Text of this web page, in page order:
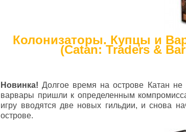
Колонизаторы. Купцы и
(Catan: Traders &
Новинка!Долгое время на острове Катан не
варвары пришли к определенным
игру вводятся две новых гильдии, и снова
острове.